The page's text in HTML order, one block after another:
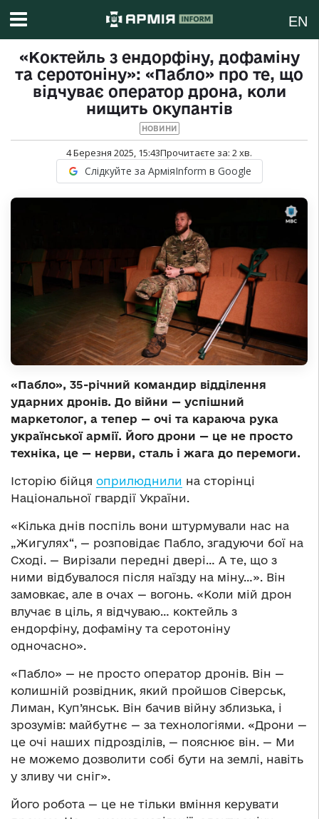
EN
«Коктейль з ендорфіну, дофаміну
та серотоніну»: «Пабло» про те, що
відчуває оператор дрона, коли
нищить окупантів
НОВИНИ
4 Березня 2025, 15:43Прочитаєте за: 2хв.
Слідкуйте за АрміяInform в Google
«Пабло», 35-річний командир відділення
ударних дронів. До війни — успішний
маркетолог, а тепер — очі та караюча рука
української армії. Його дрони — це не просто
техніка, це — нерви, сталь і жага до перемоги.
Історію бійця оприлюднили на сторінці
Національної гвардії України.
«Кілька днів поспіль вони штурмували нас на
„Жигулях“, — розповідає Пабло, згадуючи бої на
Сході. — Вирізали передні двері… А те, що з
ними відбувалося після наїзду на міну…». Він
замовкає, але в очах — вогонь. «Коли мій дрон
влучає в ціль, я відчуваю… коктейль з
ендорфіну, дофаміну та серотоніну
одночасно».
«Пабло» — не просто оператор дронів. Він —
колишній розвідник, який пройшов Сіверськ,
Лиман, Куп’янськ. Він бачив війну зблизька, і
зрозумів: майбутнє — за технологіями. «Дрони —
це очі наших підрозділів, — пояснює він. — Ми
не можемо дозволити собі бути на землі, навіть
у зливу чи сніг».
Його робота — це не тільки вміння керувати